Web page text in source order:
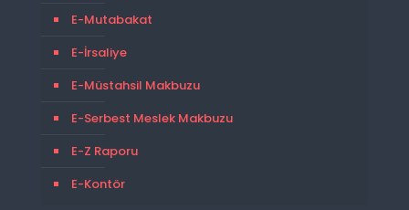
E-Mutabakat
E-İrsaliye
E-Müstahsil Makbuzu
E-Serbest Meslek Makbuzu
E-Z Raporu
E-Kontör